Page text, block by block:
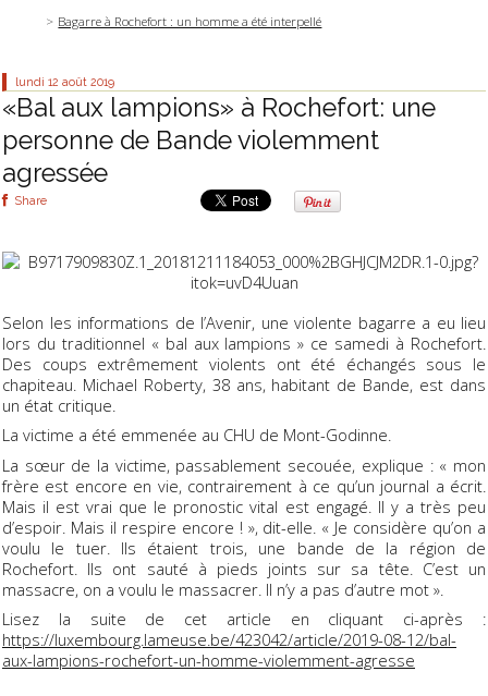
Bagarre à Rochefort : un homme a été interpellé
lundi 12 août 2019
«Bal aux lampions» à Rochefort: une
personne de Bande violemment
agressée
Share
Selon les informations de l’Avenir, une violente bagarre a eu lieu
lors du traditionnel « bal aux lampions » ce samedi à Rochefort.
Des coups extrêmement violents ont été échangés sous le
chapiteau. Michael Roberty, 38 ans, habitant de Bande, est dans
un état critique.
La victime a été emmenée au CHU de Mont-Godinne.
La sœur de la victime, passablement secouée, explique : « mon
frère est encore en vie, contrairement à ce qu’un journal a écrit.
Mais il est vrai que le pronostic vital est engagé. Il y a très peu
d’espoir. Mais il respire encore ! », dit-elle. « Je considère qu’on a
voulu le tuer. Ils étaient trois, une bande de la région de
Rochefort. Ils ont sauté à pieds joints sur sa tête. C’est un
massacre, on a voulu le massacrer. Il n’y a pas d’autre mot ».
Lisez la suite de cet article en cliquant ci-après :
https://luxembourg.lameuse.be/423042/article/2019-08-12/bal-
aux-lampions-rochefort-un-homme-violemment-agresse